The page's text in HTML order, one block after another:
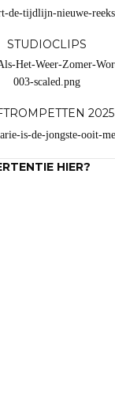
STUDIOCLIPS
2025
HIER?